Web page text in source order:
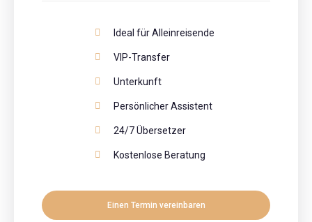
Ideal für Alleinreisende
VIP-Transfer
Unterkunft
Persönlicher Assistent
24/7 Übersetzer
Kostenlose Beratung
Einen Termin vereinbaren